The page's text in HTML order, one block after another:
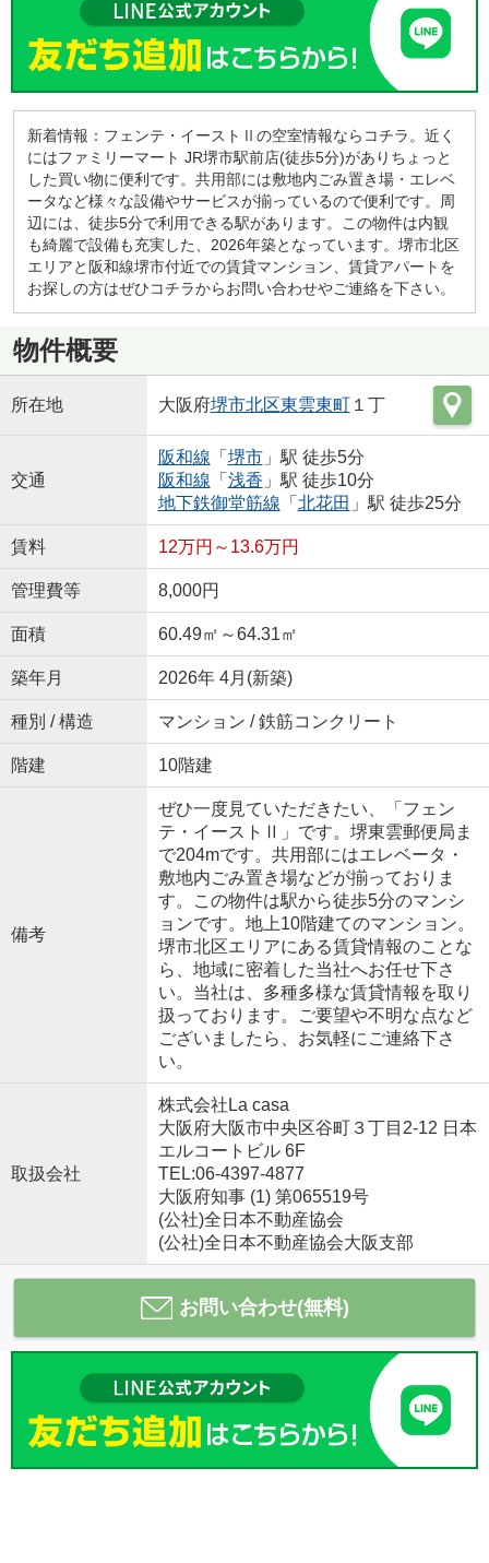
新着情報：フェンテ・イーストⅡの空室情報ならコチラ。近く
にはファミリーマート JR堺市駅前店(徒歩5分)がありちょっと
した買い物に便利です。共用部には敷地内ごみ置き場・エレベ
ータなど様々な設備やサービスが揃っているので便利です。周
辺には、徒歩5分で利用できる駅があります。この物件は内観
も綺麗で設備も充実した、2026年築となっています。堺市北区
エリアと阪和線堺市付近での賃貸マンション、賃貸アパートを
お探しの方はぜひコチラからお問い合わせやご連絡を下さい。
物件概要
所在地 大阪府堺市北区東雲東町１丁
交通
阪和線 「 堺市」駅 徒歩5分
阪和線 「 浅香 」駅 徒歩10分
地下鉄御堂筋線 「 北花田 」駅 徒歩25分
賃料 12万円～13.6万円
管理費等 8,000円
面積 60.49㎡～64.31㎡
築年月 2026年 4月(新築)
種別 / 構造 マンション / 鉄筋コンクリート
階建 10階建
備考
ぜひ一度見ていただきたい、「フェン
テ・イーストⅡ」です。堺東雲郵便局ま
で204mです。共用部にはエレベータ・
敷地内ごみ置き場などが揃っておりま
す。この物件は駅から徒歩5分のマンシ
ョンです。地上10階建てのマンション。
堺市北区エリアにある賃貸情報のことな
ら、地域に密着した当社へお任せ下さ
い。当社は、多種多様な賃貸情報を取り
扱っております。ご要望や不明な点など
ございましたら、お気軽にご連絡下さ
い。
取扱会社
株式会社La casa
大阪府大阪市中央区谷町３丁目2-12 日本
エルコートビル 6F
TEL:06-4397-4877
大阪府知事 (1) 第065519号
(公社)全日本不動産協会
(公社)全日本不動産協会大阪支部
お問い合わせ(無料)